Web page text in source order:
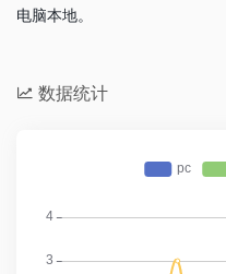
电脑本地。
数据统计